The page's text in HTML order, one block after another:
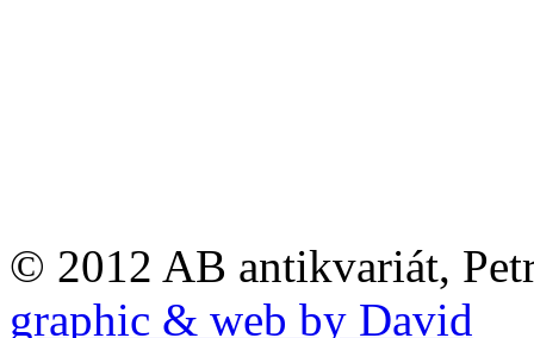
© 2012 AB antikvariát,
graphic & web by David